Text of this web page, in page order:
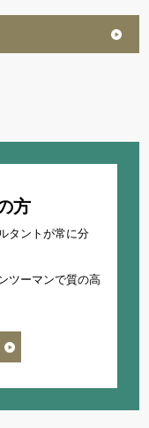
方
タントが常に分
ツーマンで質の高